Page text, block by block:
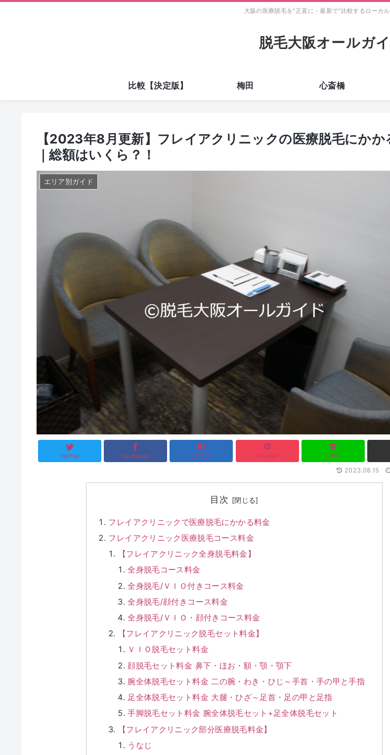
大阪の医療脱毛を"正直に・最新で"比較するローカ
脱毛大阪オールガ
比較【決定版】 梅田 心斎橋
【2023年8月更新】フレイアクリニックの医療脱毛にかか
｜総額はいくら？！
エリア別ガイド
Twitter Facebook はてブ Pocket LINE
2023.08.15
目次
フレイアクリニックで医療脱毛にかかる料金
フレイアクリニック医療脱毛コース料金
【フレイアクリニック全身脱毛料金】
全身脱毛コース料金
全身脱毛/ＶＩＯ付きコース料金
全身脱毛/顔付きコース料金
全身脱毛/ＶＩＯ・顔付きコース料金
【フレイアクリニック脱毛セット料金】
ＶＩＯ脱毛セット料金
顔脱毛セット料金 鼻下・ほお・額・顎・顎下
腕全体脱毛セット料金 二の腕・わき・ひじ～手首・手の甲と手指
足全体脱毛セット料金 大腿・ひざ～足首・足の甲と足指
手脚脱毛セット料金 腕全体脱毛セット+足全体脱毛セット
【フレイアクリニック部分医療脱毛料金】
うなじ